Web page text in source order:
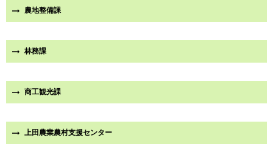
農地整備課
林務課
商工観光課
上田農業農村支援センター